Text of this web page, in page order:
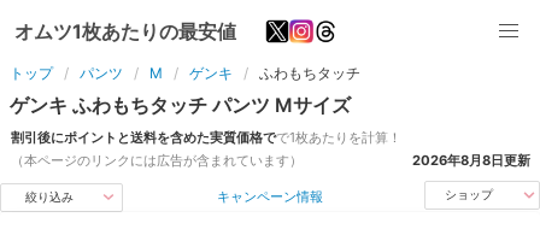
オムツ1枚あたりの最安値
トップ パンツ M ゲンキ ふわもちタッチ
ゲンキ ふわもちタッチ パンツ Mサイズ
割引後にポイントと送料を含めた実質価格でで1枚あたりを計算！
（本ページのリンクには広告が含まれています）
2026年8月8日更新
絞り込み キャンペーン情報 ショップ